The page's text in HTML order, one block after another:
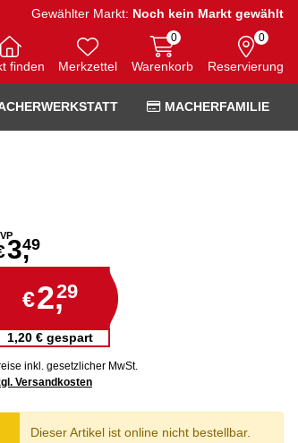
Gewählter Markt: Noch kein Markt gewählt
finden Merkzettel Warenkorb
0
Reservierung
0
MACHERFAMILIE
3,49
€2,29
1,20 € gespart
inkl. gesetzlicher MwSt.
Versandkosten
Dieser Artikel ist online nicht bestellbar.